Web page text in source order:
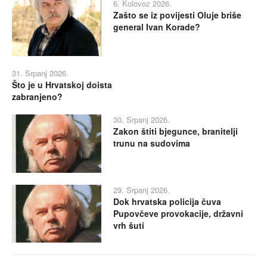
6. Kolovoz 2026.
Zašto se iz povijesti Oluje briše
general Ivan Korade?
31. Srpanj 2026.
Što je u Hrvatskoj doista
zabranjeno?
30. Srpanj 2026.
Zakon štiti bjegunce, branitelji
trunu na sudovima
29. Srpanj 2026.
Dok hrvatska policija čuva
Pupovčeve provokacije, državni
vrh šuti